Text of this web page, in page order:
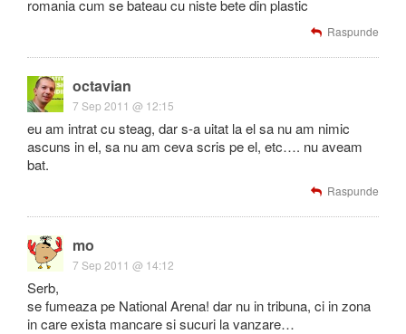
romania cum se bateau cu niste bete din plastic
Raspunde
octavian
7 Sep 2011 @ 12:15
eu am intrat cu steag, dar s-a uitat la el sa nu am nimic
ascuns in el, sa nu am ceva scris pe el, etc…. nu aveam
bat.
Raspunde
mo
7 Sep 2011 @ 14:12
Serb,
se fumeaza pe National Arena! dar nu in tribuna, ci in zona
in care exista mancare si sucuri la vanzare…